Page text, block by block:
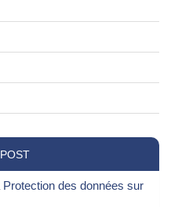
des données sur